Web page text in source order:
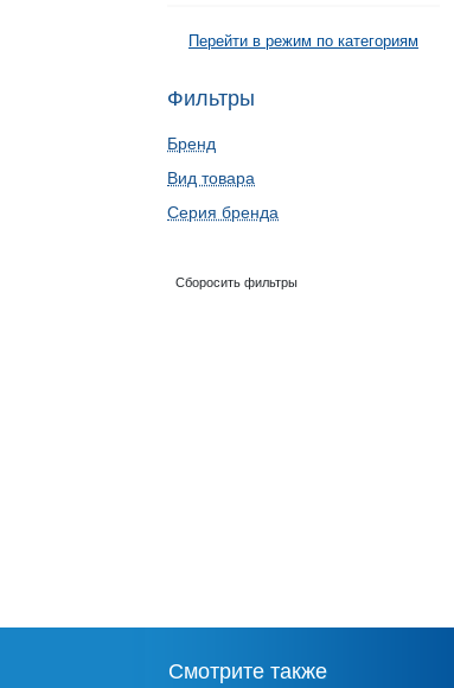
Перейти в режим по категориям
Фильтры
Бренд
Вид товара
Серия бренда
Сборосить фильтры
Смотрите также